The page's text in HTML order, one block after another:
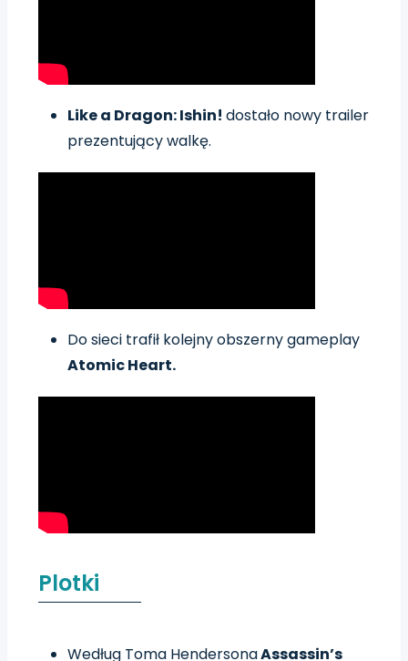
Like a Dragon: Ishin! dostało nowy trailer
prezentujący walkę.
Do sieci trafił kolejny obszerny gameplay
Atomic Heart.
Plotki
Według Toma HendersonaAssassin’s